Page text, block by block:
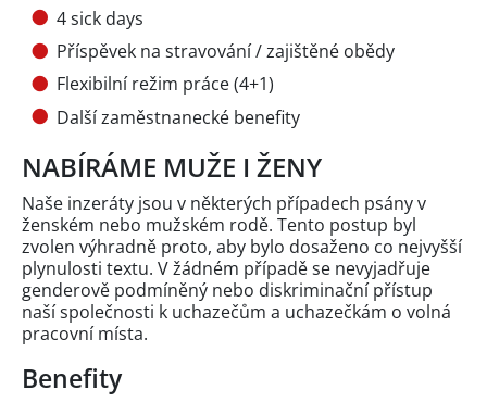
4 sick days
Příspěvek na stravování / zajištěné obědy
Flexibilní režim práce (4+1)
Další zaměstnanecké benefity
NABÍRÁME MUŽE I ŽENY
Naše inzeráty jsou v některých případech psány v
ženském nebo mužském rodě. Tento postup byl
zvolen výhradně proto, aby bylo dosaženo co nejvyšší
plynulosti textu. V žádném případě se nevyjadřuje
genderově podmíněný nebo diskriminační přístup
naší společnosti k uchazečům a uchazečkám o volná
pracovní místa.
Benefity